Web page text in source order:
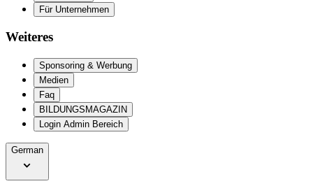
Für Unternehmen
Weiteres
Sponsoring & Werbung
Medien
Faq
BILDUNGSMAGAZIN
Login Admin Bereich
German